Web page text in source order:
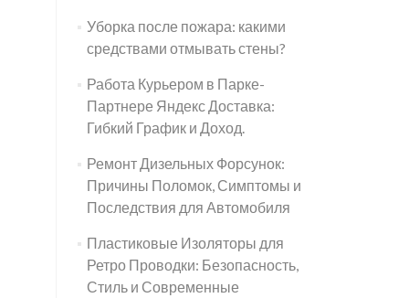
Уборка после пожара: какими
средствами отмывать стены?
Работа Курьером в Парке-
Партнере Яндекс Доставка:
Гибкий График и Доход.
Ремонт Дизельных Форсунок:
Причины Поломок, Симптомы и
Последствия для Автомобиля
Пластиковые Изоляторы для
Ретро Проводки: Безопасность,
Стиль и Современные